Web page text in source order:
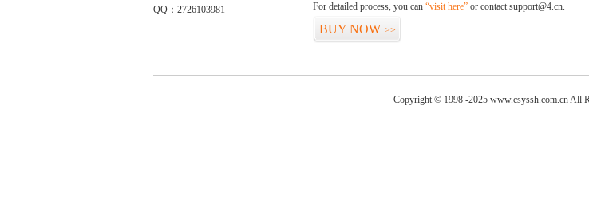
QQ：2726103981
For detailed process, you can “visit here” or contact support@4.cn.
BUY NOW >>
Copyright © 1998 -2025 www.csyssh.com.cn All